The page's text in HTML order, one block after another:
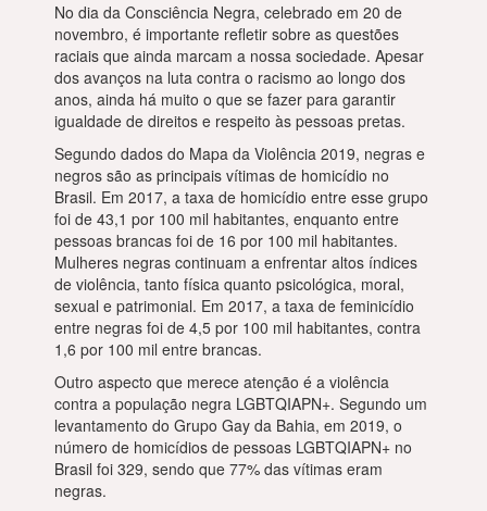
No dia da Consciência Negra, celebrado em 20 de
novembro, é importante refletir sobre as questões
raciais que ainda marcam a nossa sociedade. Apesar
dos avanços na luta contra o racismo ao longo dos
anos, ainda há muito o que se fazer para garantir
igualdade de direitos e respeito às pessoas pretas.
Segundo dados do Mapa da Violência 2019, negras e
negros são as principais vítimas de homicídio no
Brasil. Em 2017, a taxa de homicídio entre esse grupo
foi de 43,1 por 100 mil habitantes, enquanto entre
pessoas brancas foi de 16 por 100 mil habitantes.
Mulheres negras continuam a enfrentar altos índices
de violência, tanto física quanto psicológica, moral,
sexual e patrimonial. Em 2017, a taxa de feminicídio
entre negras foi de 4,5 por 100 mil habitantes, contra
1,6 por 100 mil entre brancas.
Outro aspecto que merece atenção é a violência
contra a população negra LGBTQIAPN+. Segundo um
levantamento do Grupo Gay da Bahia, em 2019, o
número de homicídios de pessoas LGBTQIAPN+ no
Brasil foi 329, sendo que 77% das vítimas eram
negras.